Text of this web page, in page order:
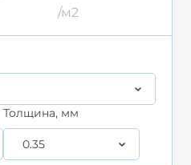
/м2
Толщина, мм
0.35